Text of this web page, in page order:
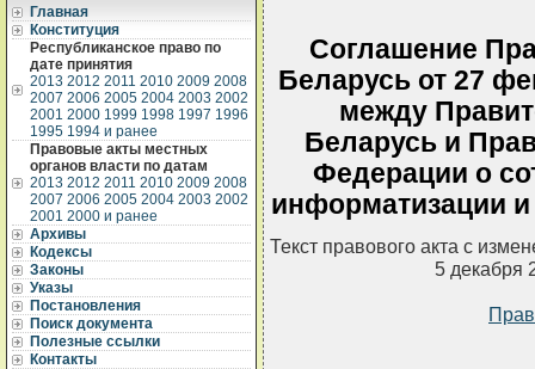
Главная
Конституция
Республиканское право по
дате принятия
2013 2012 2011 2010 2009 2008
2007 2006 2005 2004 2003 2002
2001 2000 1999 1998 1997 1996
1995 1994 и ранее
Правовые акты местных
органов власти по датам
2013 2012 2011 2010 2009 2008
2007 2006 2005 2004 2003 2002
2001 2000 и ранее
Архивы
Кодексы
Законы
Указы
Постановления
Поиск документа
Полезные ссылки
Контакты
Соглашение
Беларусь от 27
между
Беларусь и
Федерации о
информатизации
Текст правового акта с
5 декабря